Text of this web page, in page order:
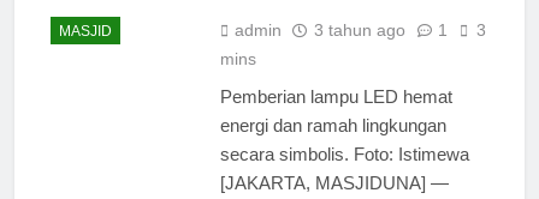
MASJID admin 3 tahun ago 1
3
mins
Pemberian lampu LED hemat
energi dan ramah lingkungan
secara simbolis. Foto: Istimewa
[JAKARTA, MASJIDUNA] —